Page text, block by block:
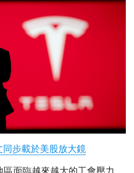
同步載於美股放大鏡
區面臨越來越大的工會壓力，